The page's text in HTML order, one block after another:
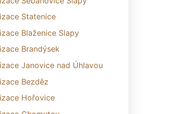
Statenice
Blaženice Slapy
Brandýsek
Janovice nad Úhlavou
Bezděz
Hořovice